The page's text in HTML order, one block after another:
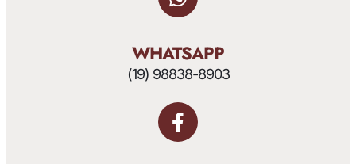
WHATSAPP
(19) 98838-8903